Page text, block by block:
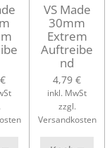
VS Made
30mm
Extrem
Auftreibe
nd
4,79 €
inkl. MwSt
zzgl.
Versandkosten